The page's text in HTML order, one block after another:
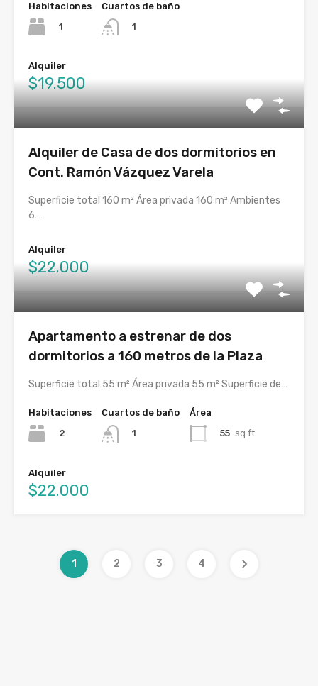
Habitaciones
1
Cuartos de baño
1
Alquiler
$19.500
Alquiler de Casa de dos dormitorios en
Cont. Ramón Vázquez Varela
Superficie total 160 m² Área privada 160 m² Ambientes
6…
Alquiler
$22.000
Apartamento a estrenar de dos
dormitorios a 160 metros de la Plaza
Superficie total 55 m² Área privada 55 m² Superficie de…
Habitaciones
2
Cuartos de baño
1
Área
55 sq ft
Alquiler
$22.000
1 2 3 4